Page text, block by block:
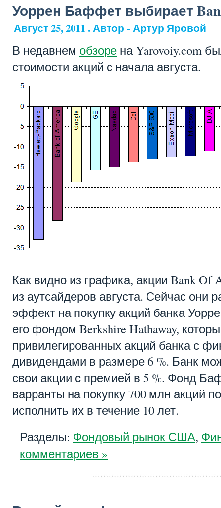
Уоррен Баффет выбирает
Август 25, 2011 . Автор - Артур Яровой
В недавнем обзоре на Yarovoiy.com
стоимости акций с начала августа.
Как видно из графика, акции Bank Of
из аутсайдеров августа. Сейчас они
эффект на покупку акций банка
его фондом Berkshire Hathaway,
привилегированных акций банка с
дивидендами в размере 6 %. Банк
свои акции с премией в 5 %. Фонд
варранты на покупку 700 млн акций
исполнить их в течение 10 лет.
Разделы: Фондовый рынок США,
комментариев »